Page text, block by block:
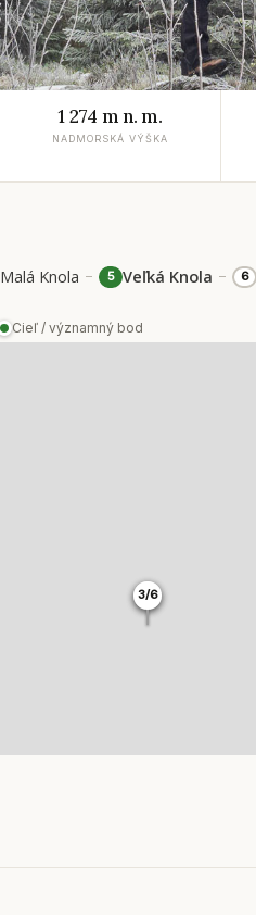
1 274 m n. m.
NADMORSKÁ VÝŠKA
Malá Knola – 5 Veľká Knola – 6
Cieľ / významný bod
3/6
3/6